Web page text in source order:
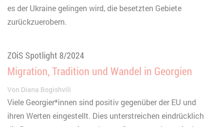
es der Ukraine gelingen wird, die besetzten Gebiete
zurückzuerobern.
ZOiS Spotlight 8/2024
Migration, Tradition und Wandel in Georgien
Von Diana Bogishvili
Viele Georgier*innen sind positiv gegenüber der EU und
ihren Werten eingestellt. Dies unterstreichen eindrücklich